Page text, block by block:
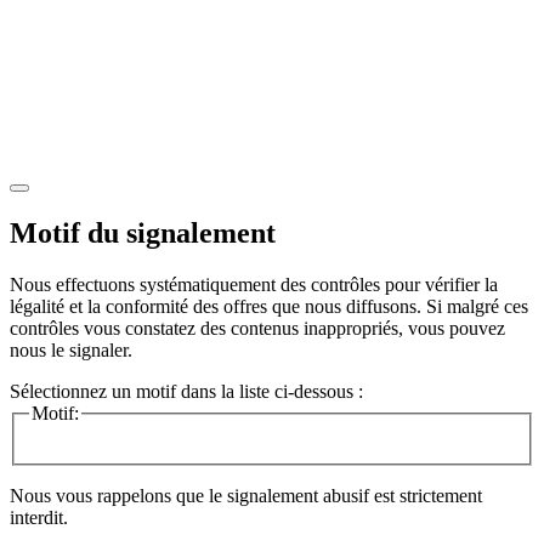
Motif du signalement
Nous effectuons systématiquement des contrôles pour vérifier la
légalité et la conformité des offres que nous diffusons. Si malgré ces
contrôles vous constatez des contenus inappropriés, vous pouvez
nous le signaler.
Sélectionnez un motif dans la liste ci-dessous :
Motif:
Nous vous rappelons que le signalement abusif est strictement
interdit.